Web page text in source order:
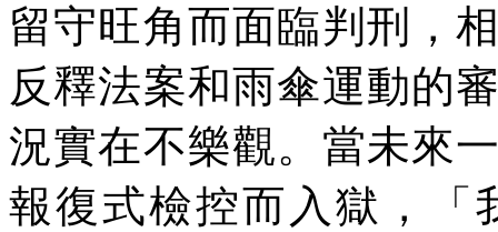
留守旺角而面臨判刑，
反釋法案和雨傘運動的
況實在不樂觀。當未來
報復式檢控而入獄，「